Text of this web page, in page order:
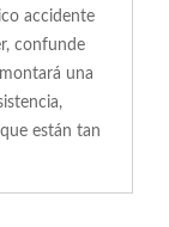
accidente
confunde
una
están tan